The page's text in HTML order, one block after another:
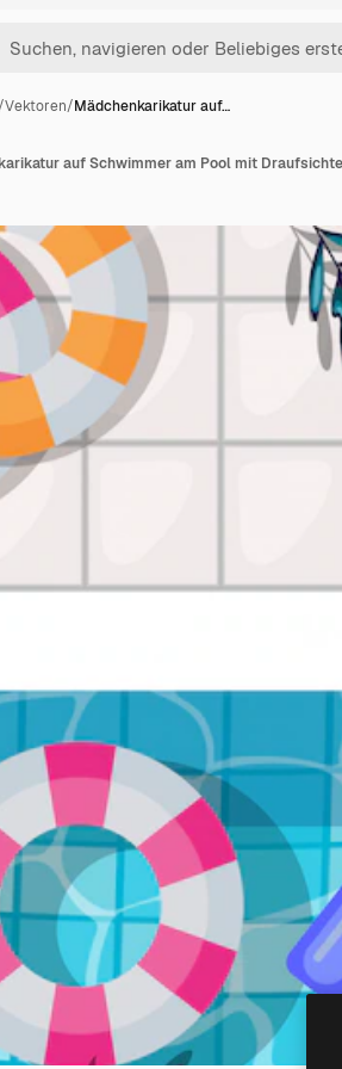
/Vektoren/Mädchenkarikatur auf…